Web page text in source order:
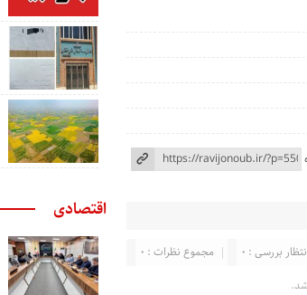
مجموع نظرات : 0 بررسی : 0
اقتصادی